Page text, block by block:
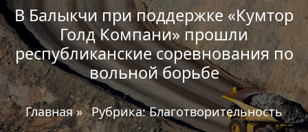
В Балыкчи при поддержке «Кумтор
Голд Компани» прошли
республиканские соревнования по
вольной борьбе
Главная» Рубрика:Благотворительность